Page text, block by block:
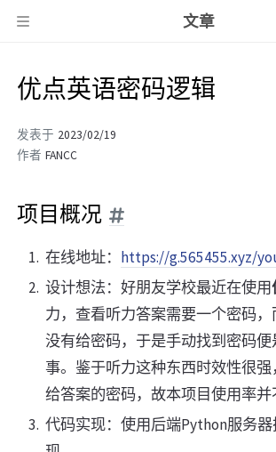
文章
优点英语密码逻辑
发表于 2023/02/19
作者 FANCC
项目概况
在线地址： https://g.565455.xyz/
设计想法：好朋友学校最近在使用
力，查看听力答案需要一个密码
没有给密码，于是手动找到密码
事。鉴于听力这种东西时效性很
给答案的密码，故本项目使用率并
代码实现：使用后端Python服务